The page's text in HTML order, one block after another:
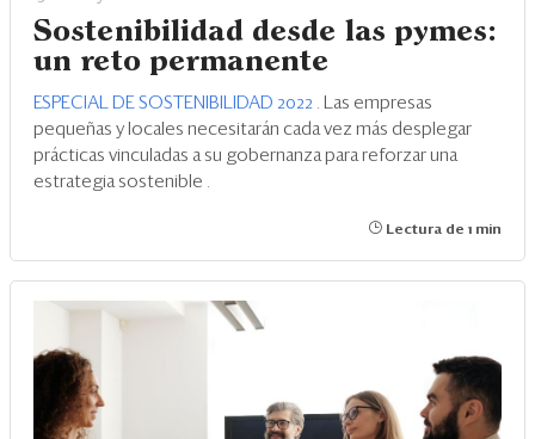
Sostenibilidad desde las pymes:
un reto permanente
ESPECIAL DE SOSTENIBILIDAD 2022 . Las empresas
pequeñas y locales necesitarán cada vez más desplegar
prácticas vinculadas a su gobernanza para reforzar una
estrategia sostenible .
Lectura de 1 min